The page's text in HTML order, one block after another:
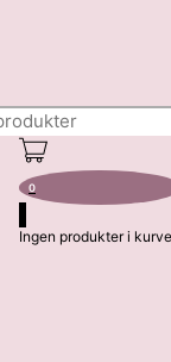
0
Ingen produkter i